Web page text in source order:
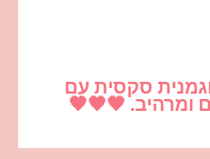
סקסית עם
ומרהיב. 🖤🖤🖤